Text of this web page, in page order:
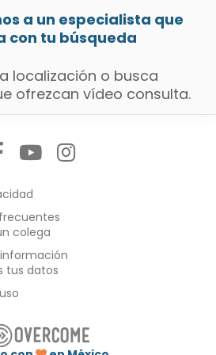
a un especialista que
con tu búsqueda
localización o busca
ofrezcan vídeo consulta.
colega
tus datos